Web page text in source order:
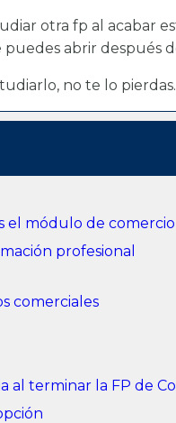
otra fp al acabar
abrir después
no te lo pierdas.
el módulo de comercio
profesional
comerciales
al terminar la FP de